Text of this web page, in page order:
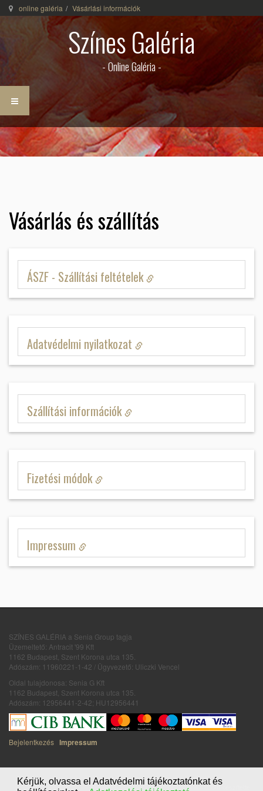
Kérjük, olvassa el Adatvédelmi tájékoztatónkat és
online galéria Vásárlási információk
Színes Galéria
- Online Galéria -
Vásárlás és szállítás
ÁSZF - Szállítási feltételek
Adatvédelmi nyilatkozat
Szállítási információk
Fizetési módok
Impressum
SZÍNES GALÉRIA a Senia Group tagja
Üzemeltető: Antracit '99 Kft
1162 Budapest, Szent Korona utca 135.
Adószám: 11960221-1-42 / Ügyvezető: Uliczki Vencel
Oldal tulajdonosa: Senia G Kft
1162 Budapest, Szent Korona utca 135.
Adószám: 12956441-2-42; HU12956441
Bejelentkezés Impressum
honlapot & sablont készítette